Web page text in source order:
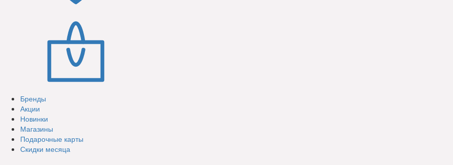
Бренды
Акции
Новинки
Магазины
Подарочные карты
Скидки месяца